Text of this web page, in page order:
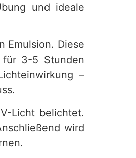
und ideale
Emulsion. Diese
3-5 Stunden
–
Licht belichtet.
wird